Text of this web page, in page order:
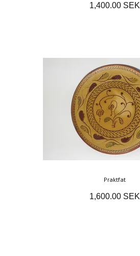
1,400.00 SEK
Praktfat
1,600.00 SEK